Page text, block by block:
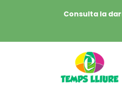
Consulta la